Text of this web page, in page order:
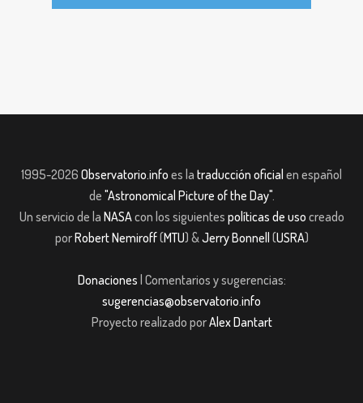
1995-2026 Observatorio.info es la traducción oficial en español
de "Astronomical Picture of the Day".
Un servicio de la NASAcon los siguientes políticas de uso creado
porRobert Nemiroff(MTU) &Jerry Bonnell (USRA)
Donaciones | Comentarios y sugerencias:
sugerencias@observatorio.info
Proyecto realizado porAlex Dantart